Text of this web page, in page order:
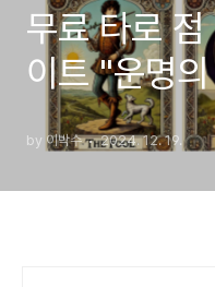
무료 타로
이트 "운명
by 이박수 2024. 12. 19.